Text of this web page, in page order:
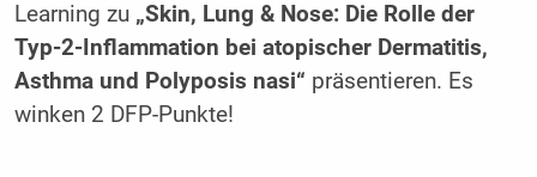
Learning zu „Skin, Lung & Nose: Die Rolle der
Typ-2-Inflammation bei atopischer Dermatitis,
Asthma und Polyposis nasi“ präsentieren. Es
winken 2 DFP-Punkte!